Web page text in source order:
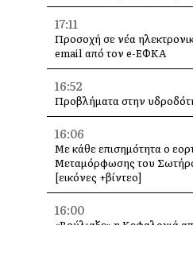
17:11
Προσοχή σε νέα
email από τον e-ΕΦΚΑ
16:52
Προβλήματα στην
16:06
Με κάθε επισημότητα ο
Μεταμόρφωσης του
[εικόνες +βίντεο]
16:00
«Βούλιαξε» η Κεφαλονιά